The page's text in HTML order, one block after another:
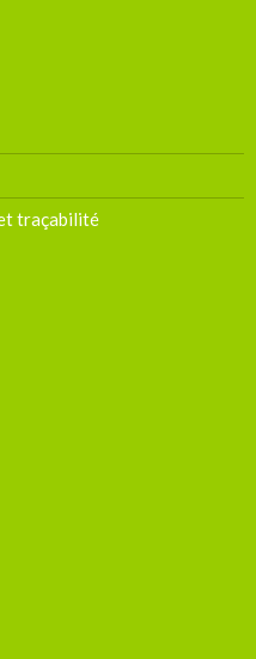
traçabilité